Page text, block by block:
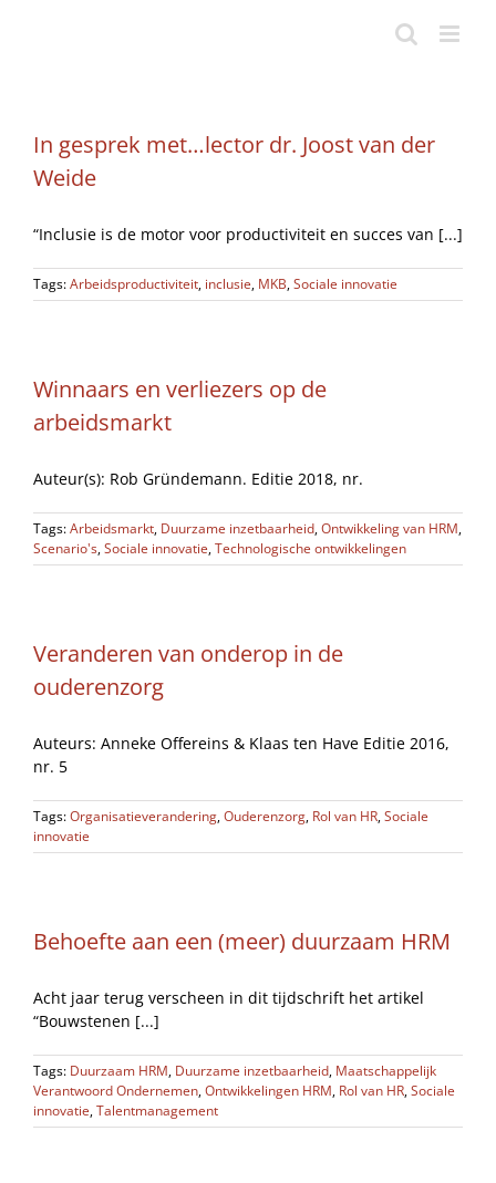
In gesprek met…lector dr. Joost van der
Weide
“Inclusie is de motor voor productiviteit en succes van [...]
Tags:Arbeidsproductiviteit, inclusie, MKB,Sociale innovatie
Winnaars en verliezers op de
arbeidsmarkt
Auteur(s): Rob Gründemann. Editie 2018, nr.
Tags:Arbeidsmarkt, Duurzame inzetbaarheid,Ontwikkeling van HRM,
Scenario's,Sociale innovatie,Technologische ontwikkelingen
Veranderen van onderop in de
ouderenzorg
Auteurs: Anneke Offereins & Klaas ten Have Editie 2016,
nr. 5
Tags:Organisatieverandering,Ouderenzorg, Rol van HR,Sociale
innovatie
Behoefte aan een (meer) duurzaam HRM
Acht jaar terug verscheen in dit tijdschrift het artikel
“Bouwstenen [...]
Tags: Duurzaam HRM, Duurzame inzetbaarheid, Maatschappelijk
Verantwoord Ondernemen,Ontwikkelingen HRM, Rol van HR,Sociale
innovatie,Talentmanagement